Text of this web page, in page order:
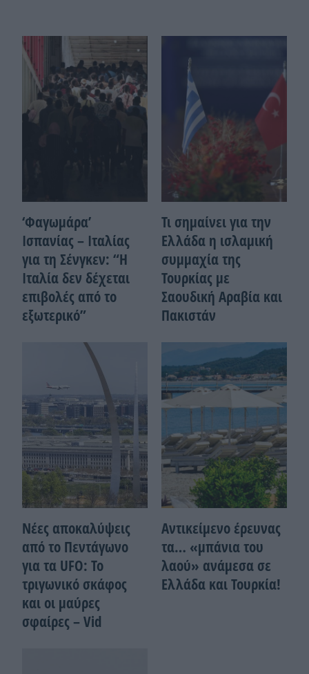
‘Φαγωμάρα’
Ισπανίας – Ιταλίας
για τη Σένγκεν: “Η
Ιταλία δεν δέχεται
επιβολές από το
εξωτερικό”
Τι σημαίνει για την
Ελλάδα η ισλαμική
συμμαχία της
Τουρκίας με
Σαουδική Αραβία και
Πακιστάν
Νέες αποκαλύψεις
από το Πεντάγωνο
για τα UFO: Το
τριγωνικό σκάφος
και οι μαύρες
σφαίρες – Vid
Αντικείμενο έρευνας
τα… «μπάνια του
λαού» ανάμεσα σε
Ελλάδα και Τουρκία!